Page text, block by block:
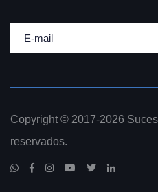
Copyright © 2017-2026
reservados.